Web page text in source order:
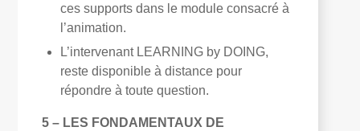
ces supports dans le module consacré à
l’animation.
L’intervenant LEARNING by DOING,
reste disponible à distance pour
répondre à toute question.
5 – LES FONDAMENTAUX DE